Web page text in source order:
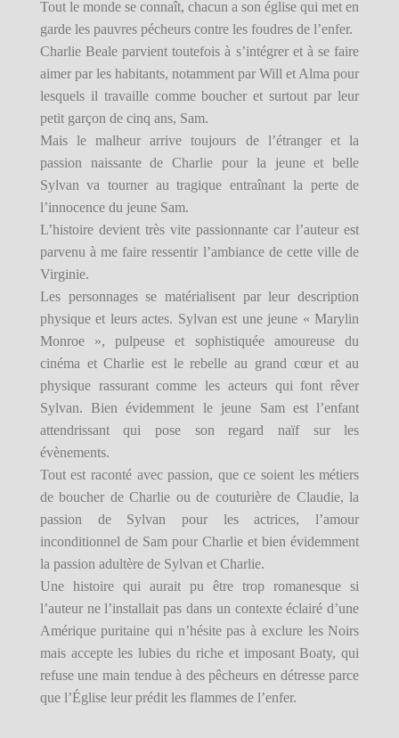
Tout le monde se connaît, chacun a son église qui met en
garde les pauvres pécheurs contre les foudres de l’enfer.
Charlie Beale parvient toutefois à s’intégrer et à se faire
aimer par les habitants, notamment par Will et Alma pour
lesquels il travaille comme boucher et surtout par leur
petit garçon de cinq ans, Sam.
Mais le malheur arrive toujours de l’étranger et la
passion naissante de Charlie pour la jeune et belle
Sylvan va tourner au tragique entraînant la perte de
l’innocence du jeune Sam.
L’histoire devient très vite passionnante car l’auteur est
parvenu à me faire ressentir l’ambiance de cette ville de
Virginie.
Les personnages se matérialisent par leur description
physique et leurs actes. Sylvan est une jeune « Marylin
Monroe », pulpeuse et sophistiquée amoureuse du
cinéma et Charlie est le rebelle au grand cœur et au
physique rassurant comme les acteurs qui font rêver
Sylvan. Bien évidemment le jeune Sam est l’enfant
attendrissant qui pose son regard naïf sur les
évènements.
Tout est raconté avec passion, que ce soient les métiers
de boucher de Charlie ou de couturière de Claudie, la
passion de Sylvan pour les actrices, l’amour
inconditionnel de Sam pour Charlie et bien évidemment
la passion adultère de Sylvan et Charlie.
Une histoire qui aurait pu être trop romanesque si
l’auteur ne l’installait pas dans un contexte éclairé d’une
Amérique puritaine qui n’hésite pas à exclure les Noirs
mais accepte les lubies du riche et imposant Boaty, qui
refuse une main tendue à des pêcheurs en détresse parce
que l’Église leur prédit les flammes de l’enfer.